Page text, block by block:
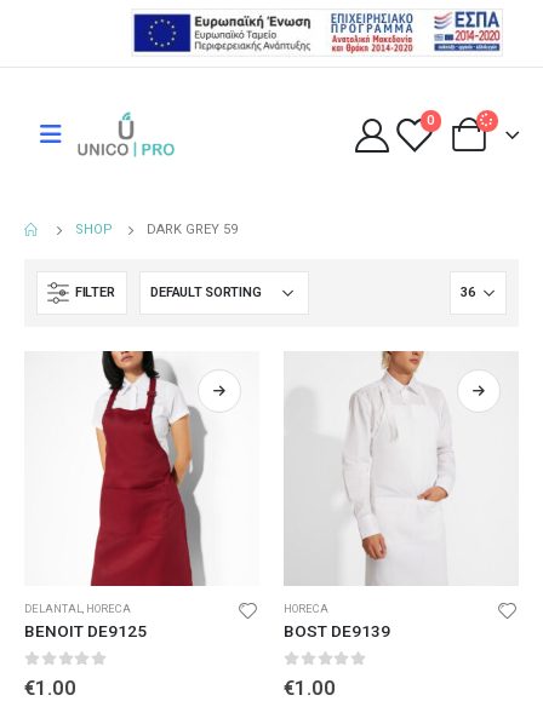
0
SHOP DARK GREY 59
FILTER
DELANTAL HORECA
BENOIT DE9125
0 out of 5
€1.00
HORECA
BOST DE9139
0 out of 5
€1.00